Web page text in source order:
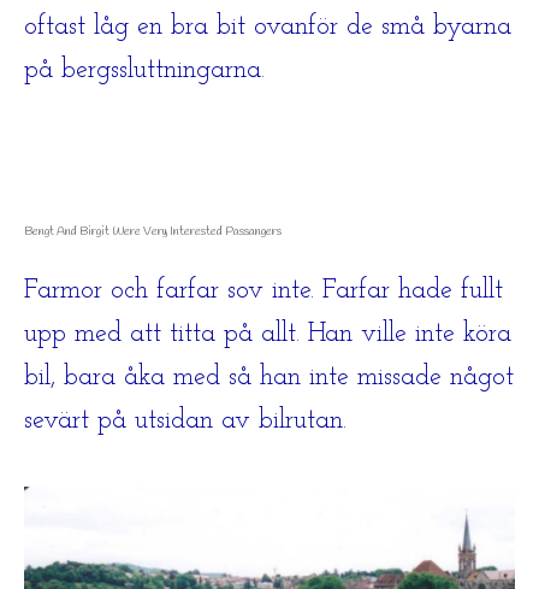
oftast låg en bra bit ovanför de små byarna
på bergssluttningarna.
Bengt And Birgit Were Very Interested Passangers
Farmor och farfar sov inte. Farfar hade fullt
upp med att titta på allt. Han ville inte köra
bil, bara åka med så han inte missade något
sevärt på utsidan av bilrutan.